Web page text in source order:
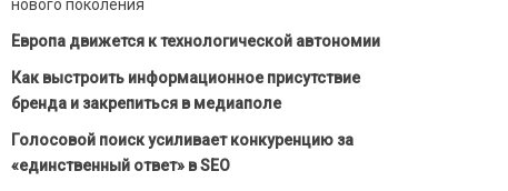
нового поколения
Европа движется к технологической автономии
Как выстроить информационное присутствие
бренда и закрепиться в медиаполе
Голосовой поиск усиливает конкуренцию за
«единственный ответ» в SEO